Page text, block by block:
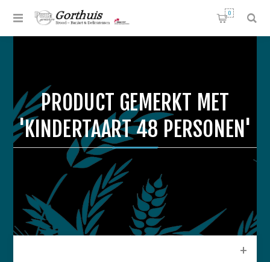
0
PRODUCT GEMERKT MET
'KINDERTAART 48 PERSONEN'